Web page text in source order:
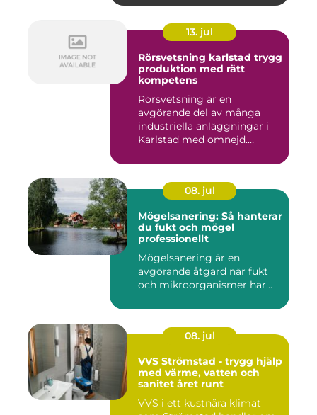
13. jul
Rörsvetsning karlstad trygg
produktion med rätt
kompetens
Rörsvetsning är en
avgörande del av många
industriella anläggningar i
Karlstad med omnejd.
08. jul
Mögelsanering: Så hanterar
du fukt och mögel
professionellt
Mögelsanering är en
avgörande åtgärd när fukt
och mikroorganismer har...
08. jul
VVS Strömstad - trygg hjälp
med värme, vatten och
sanitet året runt
VVS i ett kustnära klimat